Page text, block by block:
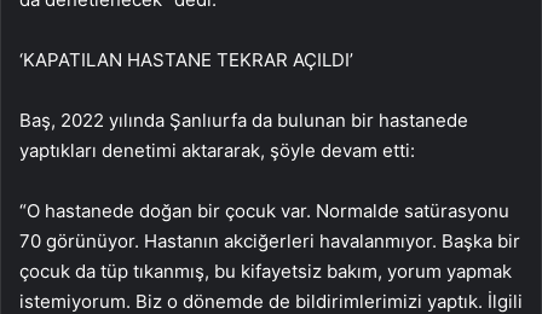
‘KAPATILAN HASTANE TEKRAR AÇILDI’
Baş, 2022 yılında Şanlıurfa da bulunan bir hastanede
yaptıkları denetimi aktararak, şöyle devam etti:
“O hastanede doğan bir çocuk var. Normalde satürasyonu
70 görünüyor. Hastanın akciğerleri havalanmıyor. Başka bir
çocuk da tüp tıkanmış, bu kifayetsiz bakım, yorum yapmak
istemiyorum. Biz o dönemde de bildirimlerimizi yaptık. İlgili